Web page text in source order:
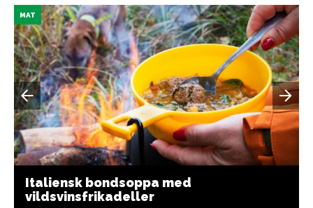
MAT
Italiensk bondsoppa med
vildsvinsfrikadeller